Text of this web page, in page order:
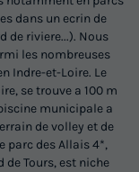
dans un ecrin de
de riviere...). Nous
les nombreuses
Indre-et-Loire. Le
se trouve a 100 m
municipale a
de volley et de
parc des Allais 4*,
Tours, est niche